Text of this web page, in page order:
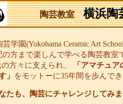
陶芸教室 横浜陶
学園(Yokohama Ceramic Art
の方まで楽しんで学べる陶芸教室
方々に支えられ、
「アマチュ
」
をモットーに35年間を歩んで
たも、陶芸にチャレンジしてみ